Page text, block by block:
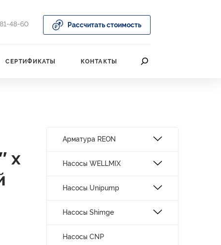
48-60 Рассчитать стоимость
СЕРТИФИКАТЫ КОНТАКТЫ
х
Арматура REON
Насосы WELLMIX
Насосы Unipump
Насосы Shimge
Насосы CNP